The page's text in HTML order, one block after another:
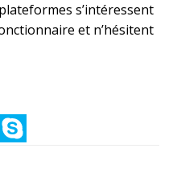
s’intéressent
et n’hésitent